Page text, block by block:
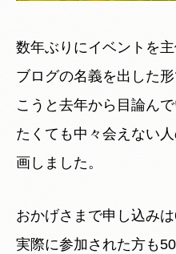
数年ぶりにイベントを
ブログの名義を出した
こうと去年から目論ん
たくても中々会えない
画しました。
おかげさまで申し込み
実際に参加された方も